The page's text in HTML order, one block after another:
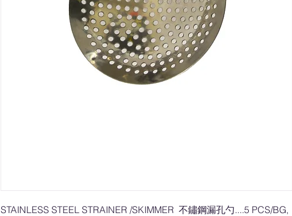
STAINLESS STEEL STRAINER /SKIMMER 不鏽鋼漏孔勺....5 PCS/BG,